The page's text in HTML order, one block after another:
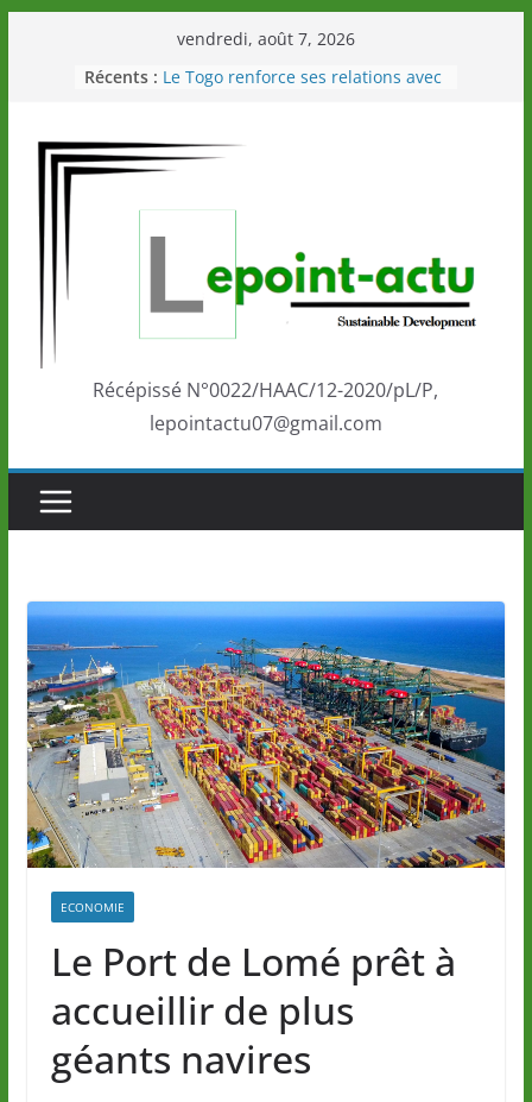
vendredi, août 7, 2026
Récents : Le Togo renforce ses relations avec
Éléphants en Côte d’Ivoire
LOTO DETENTE”, un nouveau tirage
marque de confiance au Togo sur
la scène internationale au-delà des
performances de ses athlètes
Togo: Que retenir de la politique
éducation et de l’ambition de
Récépissé N°0022/HAAC/12-2020/pL/P,
lepointactu07@gmail.com
ECONOMIE
Le Port de Lomé prêt à
accueillir de plus
géants navires